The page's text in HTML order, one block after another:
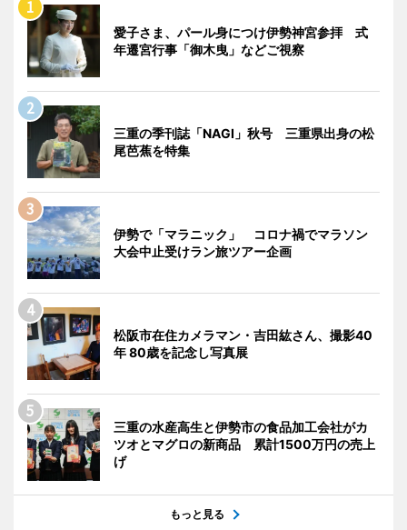
愛子さま、パール身につけ伊勢神宮参拝 式
年遷宮行事「御木曳」などご視察
三重の季刊誌「NAGI」秋号 三重県出身の松
尾芭蕉を特集
伊勢で「マラニック」 コロナ禍でマラソン
大会中止受けラン旅ツアー企画
松阪市在住カメラマン・吉田紘さん、撮影40
年 80歳を記念し写真展
三重の水産高生と伊勢市の食品加工会社がカ
ツオとマグロの新商品 累計1500万円の売上
げ
もっと見る